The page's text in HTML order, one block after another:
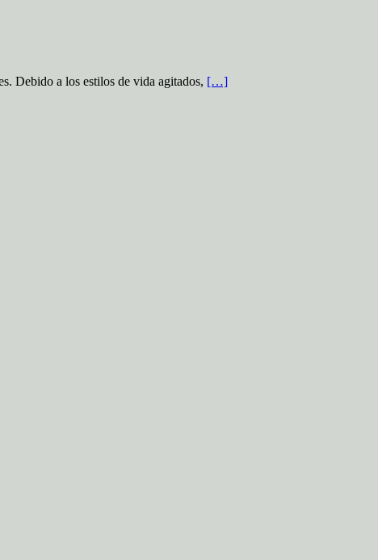
Debido a los estilos de vida agitados, […]